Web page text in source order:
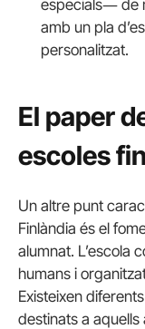
especials― de
amb un pla
personalitzat.
El paper
escoles
Un altre punt
Finlàndia és el
alumnat. L’escola
humans i
Existeixen
destinats a